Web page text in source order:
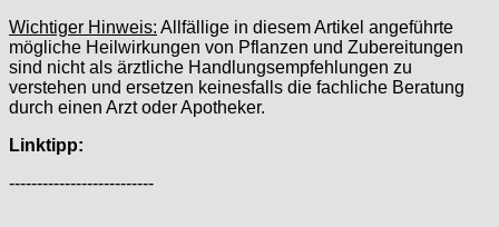
Wichtiger Hinweis: Allfällige in diesem Artikel angeführte
mögliche Heilwirkungen von Pflanzen und Zubereitungen
sind nicht als ärztliche Handlungsempfehlungen zu
verstehen und ersetzen keinesfalls die fachliche Beratung
durch einen Arzt oder Apotheker.
Linktipp:
--------------------------